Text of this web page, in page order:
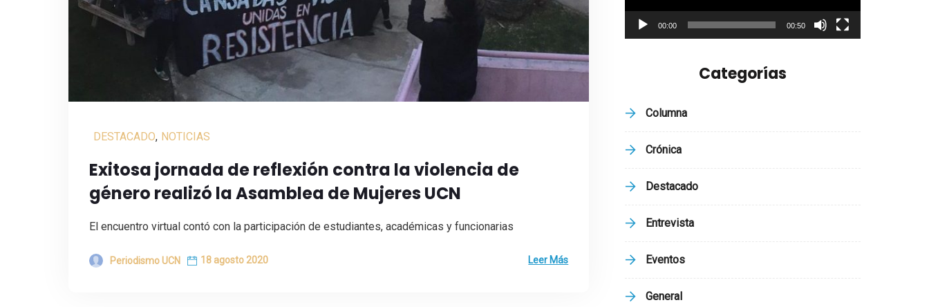
DESTACADO, NOTICIAS
Exitosa jornada de reflexión contra la violencia de
género realizó la Asamblea de Mujeres UCN
El encuentro virtual contó con la participación de estudiantes, académicas y funcionarias
Periodismo UCN 18 agosto 2020 Leer Más
00:00 00:50
Categorías
Columna
Crónica
Destacado
Entrevista
Eventos
General